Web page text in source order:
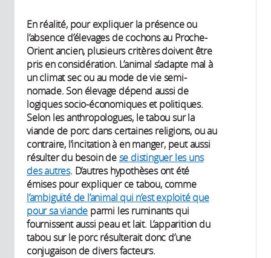
En réalité, pour expliquer la présence ou
l’absence d’élevages de cochons au Proche-
Orient ancien, plusieurs critères doivent être
pris en considération. L’animal s’adapte mal à
un climat sec ou au mode de vie semi-
nomade. Son élevage dépend aussi de
logiques socio-économiques et politiques.
Selon les anthropologues, le tabou sur la
viande de porc dans certaines religions, ou au
contraire, l’incitation à en manger, peut aussi
résulter du besoin dese distinguer les uns
des autres. D’autres hypothèses ont été
émises pour expliquer ce tabou, comme
l’ambiguïté de l’animal qui n’est exploité que
pour sa viande parmi les ruminants qui
fournissent aussi peau et lait. L’apparition du
tabou sur le porc résulterait donc d’une
conjugaison de divers facteurs.